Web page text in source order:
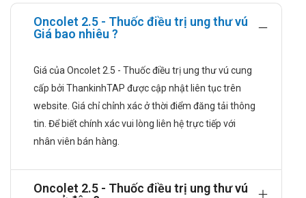
Điều trị tân hỗ trợ cho phụ nữ sau mãn kinh bị ung thư vú
âm tính với thụ thể hormone dương tính, HER-2 mà hóa trị
ngay lập tức
Liều dùng và cách dùng:
Liều Letroheal được khuyến cáo là 2,5mg, 1 lần/ngày.
khối u tái phát, tùy theo trường hợp nào xảy ra trước.
Oncolet 2.5 - Thuốc điều trị ung thư vú
Giá bao nhiêu ?
Giá của Oncolet 2.5 - Thuốc điều trị ung thư vú cung
cấp bởi ThankinhTAP được cập nhật liên tục trên
website. Giá chỉ chỉnh xác ở thời điểm đăng tải thông
tin. Để biết chính xác vui lòng liên hệ trực tiếp với
nhân viên bán hàng.
Oncolet 2.5 - Thuốc điều trị ung thư vú